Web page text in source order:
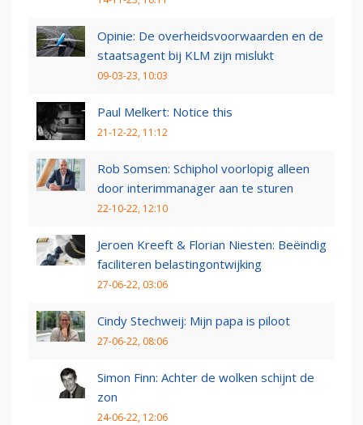
Opinie: De overheidsvoorwaarden en de
staatsagent bij KLM zijn mislukt
09-03-23, 10:03
Paul Melkert: Notice this
21-12-22, 11:12
Rob Somsen: Schiphol voorlopig alleen
door interimmanager aan te sturen
22-10-22, 12:10
Jeroen Kreeft & Florian Niesten: Beëindig
faciliteren belastingontwijking
27-06-22, 03:06
Cindy Stechweij: Mijn papa is piloot
27-06-22, 08:06
Simon Finn: Achter de wolken schijnt de
zon
24-06-22, 12:06